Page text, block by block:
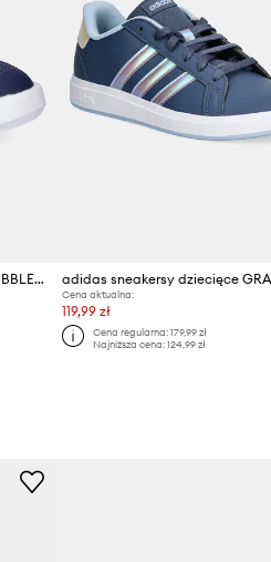
adidas sneakersy dziecięce BUBBLECOMFY
Cena aktualna:
119,99 zł
Cena regularna: 179,99 zł
Najniższa cena: 124,99 zł